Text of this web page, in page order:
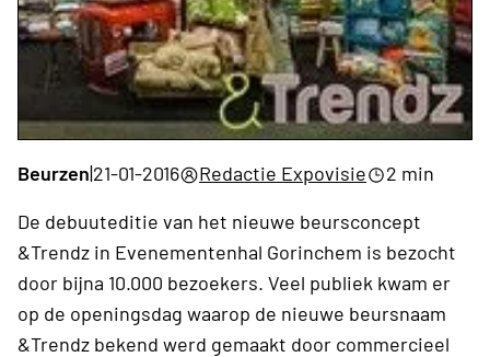
Beurzen|21-01-2016 Redactie Expovisie
2 min
De debuuteditie van het nieuwe beursconcept
&Trendz in Evenementenhal Gorinchem is bezocht
door bijna 10.000 bezoekers. Veel publiek kwam er
op de openingsdag waarop de nieuwe beursnaam
&Trendz bekend werd gemaakt door commercieel